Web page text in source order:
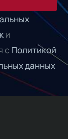
и
с Политикой
данных